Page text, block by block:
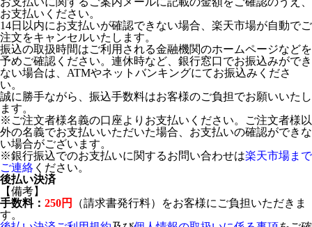
お支払いください。
14日以内にお支払いが確認できない場合、楽天市場が自動でご
注文をキャンセルいたします。
振込の取扱時間はご利用される金融機関のホームページなどを
予めご確認ください。連休時など、銀行窓口でお振込みができ
ない場合は、ATMやネットバンキングにてお振込みくださ
い。
誠に勝手ながら、振込手数料はお客様のご負担でお願いいたし
ます。
※ご注文者様名義の口座よりお支払いください。ご注文者様以
外の名義でお支払いいただいた場合、お支払いの確認ができな
い場合がございます。
※銀行振込でのお支払いに関するお問い合わせは楽天市場まで
ご連絡 ください。
後払い決済
【備考】
手数料： 250円
（請求書発行料）をお客様にご負担いただきま
す。